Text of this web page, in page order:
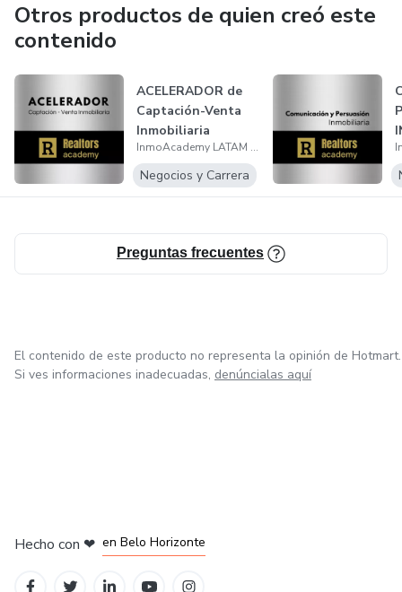
Otros productos de quien creó este
contenido
ACELERADOR de
Captación-Venta
Inmobiliaria
InmoAcademy LATAM Realtors Academy
Negocios y Carrera
Preguntas frecuentes
El contenido de este producto no representa la opinión de Hotmart.
Si ves informaciones inadecuadas, denúncialas aquí
Hecho con ❤ en Belo Horizonte